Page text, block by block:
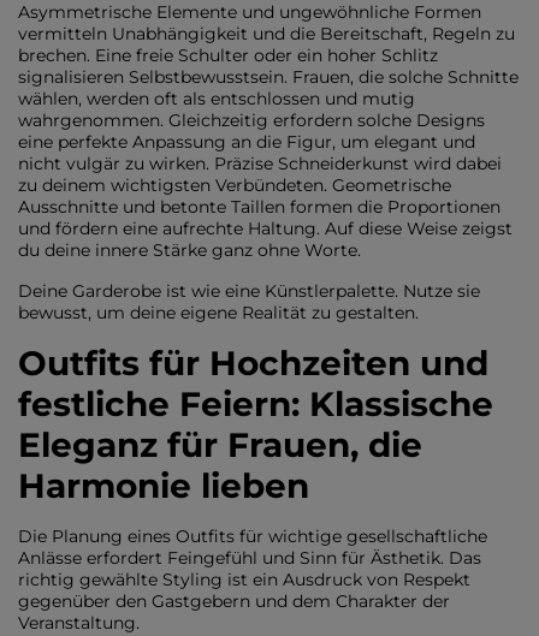
Asymmetrische Elemente und ungewöhnliche Formen
vermitteln Unabhängigkeit und die Bereitschaft, Regeln zu
brechen. Eine freie Schulter oder ein hoher Schlitz
signalisieren Selbstbewusstsein. Frauen, die solche Schnitte
wählen, werden oft als entschlossen und mutig
wahrgenommen. Gleichzeitig erfordern solche Designs
eine perfekte Anpassung an die Figur, um elegant und
nicht vulgär zu wirken. Präzise Schneiderkunst wird dabei
zu deinem wichtigsten Verbündeten. Geometrische
Ausschnitte und betonte Taillen formen die Proportionen
und fördern eine aufrechte Haltung. Auf diese Weise zeigst
du deine innere Stärke ganz ohne Worte.
Deine Garderobe ist wie eine Künstlerpalette. Nutze sie
bewusst, um deine eigene Realität zu gestalten.
Outfits für Hochzeiten und
festliche Feiern: Klassische
Eleganz für Frauen, die
Harmonie lieben
Die Planung eines Outfits für wichtige gesellschaftliche
Anlässe erfordert Feingefühl und Sinn für Ästhetik. Das
richtig gewählte Styling ist ein Ausdruck von Respekt
gegenüber den Gastgebern und dem Charakter der
Veranstaltung.